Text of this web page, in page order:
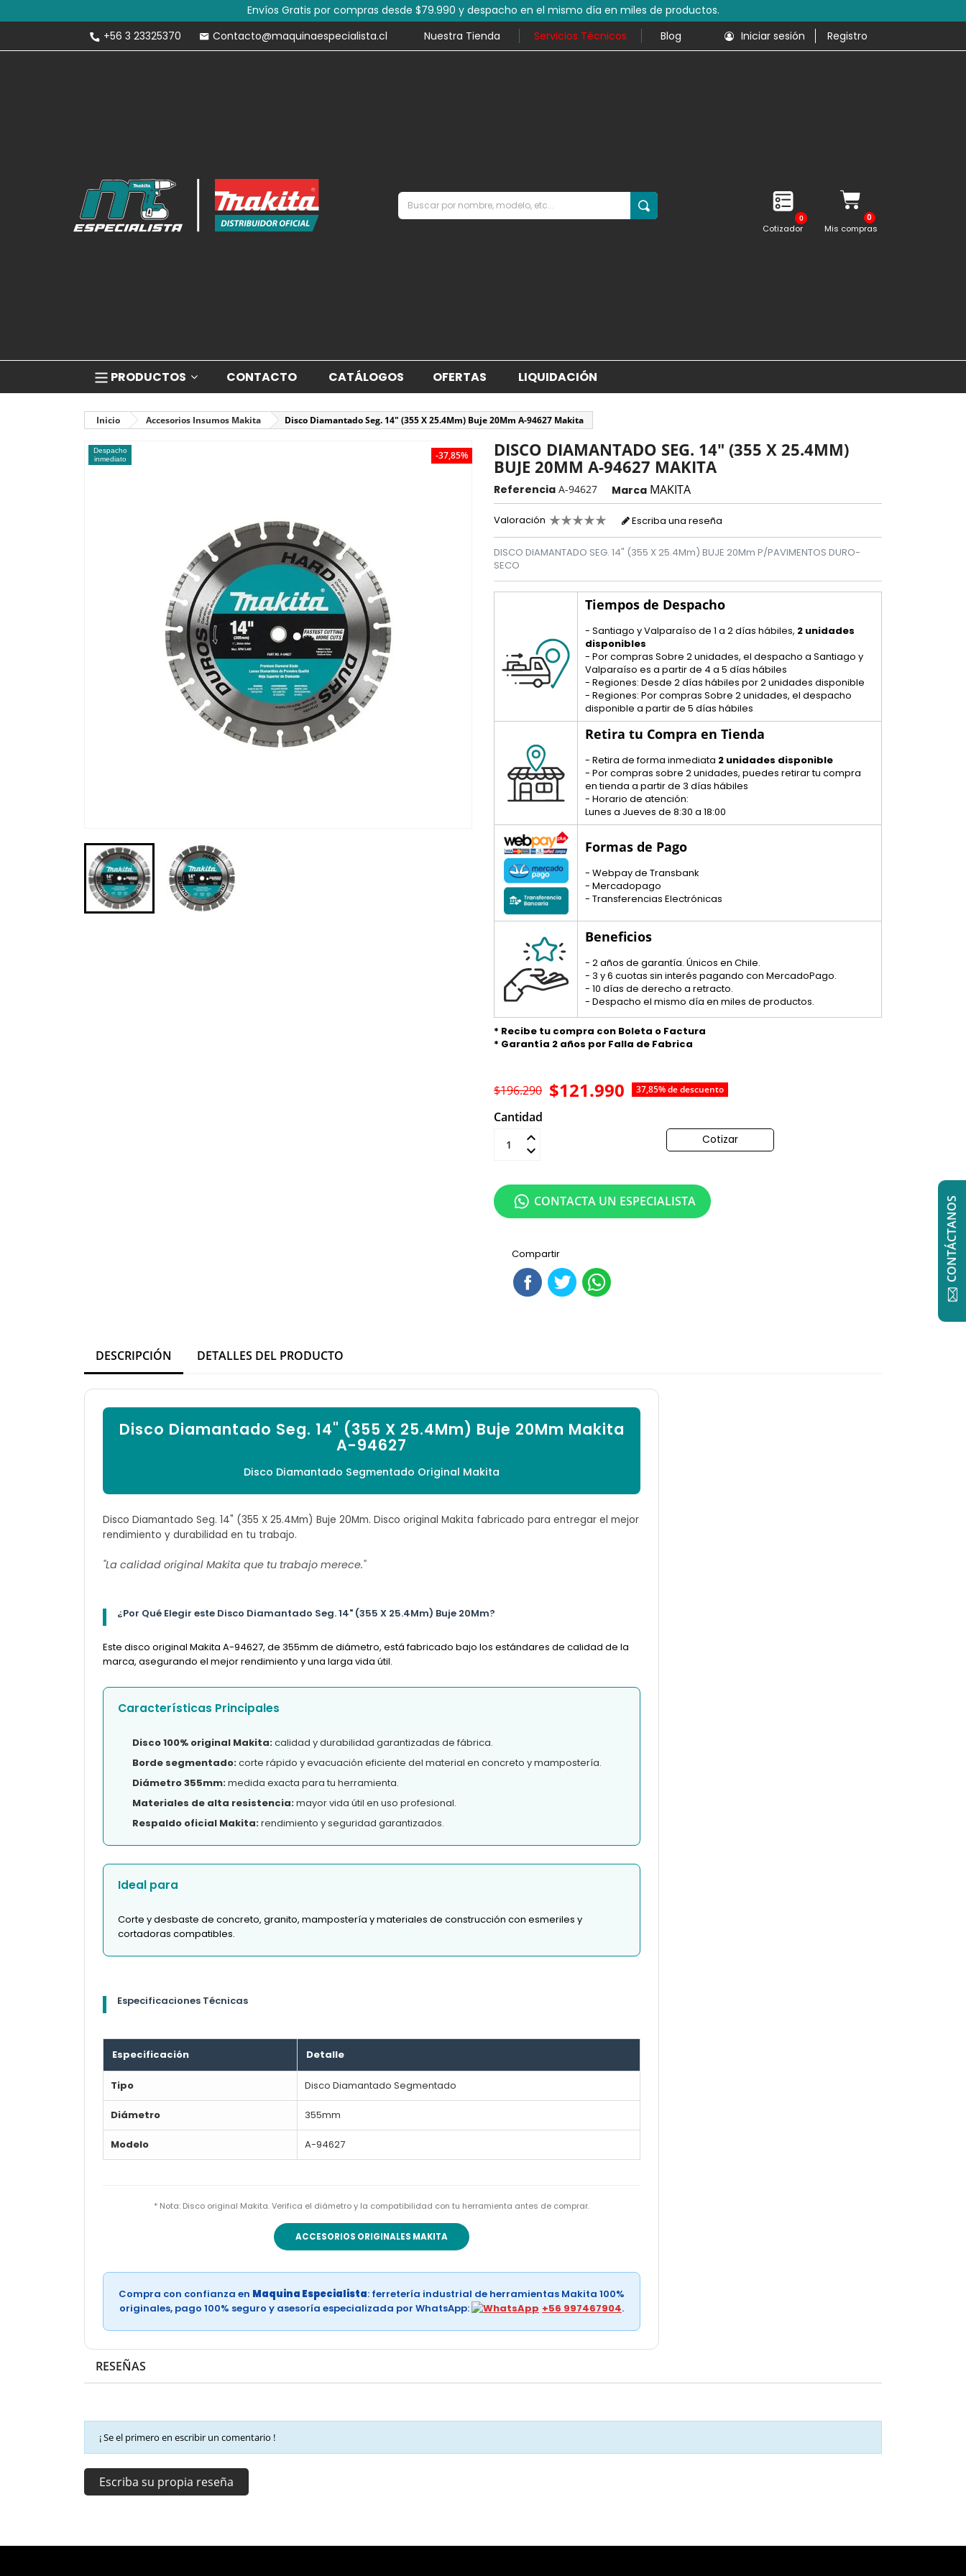
Envíos Gratis por compras desde $79.990 y despacho en el mismo día en miles de productos.
+56 3 23325370
Contacto@maquinaespecialista.cl Nuestra Tienda Servicios Técnicos Blog Iniciar sesión Registro
0
Cotizador Mis compras
PRODUCTOS CONTACTO CATÁLOGOS OFERTAS LIQUIDACIÓN
Inicio Accesorios Insumos Makita Disco Diamantado Seg. 14" (355 X 25.4Mm) Buje 20Mm A-94627 Makita
-37,85%
Despacho
inmediato
DISCO DIAMANTADO SEG. 14" (355 X 25.4MM)
BUJE 20MM A-94627 MAKITA
Referencia A-94627 Marca MAKITA
Valoración Escriba una reseña
DISCO DIAMANTADO SEG. 14" (355 X 25.4Mm) BUJE 20Mm P/PAVIMENTOS DURO-
SECO
Tiempos de Despacho
- Santiago y Valparaíso de 1 a 2 días hábiles, 2 unidades
disponibles
- Por compras Sobre 2 unidades, el despacho a Santiago y
Valparaíso es a partir de 4 a 5 días hábiles
- Regiones: Desde 2 días hábiles por 2 unidades disponible
- Regiones: Por compras Sobre 2 unidades, el despacho
disponible a partir de 5 días hábiles
Retira tu Compra en Tienda
- Retira de forma inmediata 2 unidades disponible
- Por compras sobre 2 unidades, puedes retirar tu compra
en tienda a partir de 3 días hábiles
- Horario de atención:
Lunes a Jueves de 8:30 a 18:00
Formas de Pago
- Webpay de Transbank
- Mercadopago
- Transferencias Electrónicas
Beneficios
- 2 años de garantía. Únicos en Chile.
- 3 y 6 cuotas sin interés pagando con MercadoPago.
- 10 días de derecho a retracto.
- Despacho el mismo día en miles de productos.
* Recibe tu compra con Boleta o Factura
* Garantía 2 años por Falla de Fabrica
$121.990 37,85% de descuento
$196.290
Cantidad
Cotizar
Compartir
CONTACTA UN ESPECIALISTA
DESCRIPCIÓN DETALLES DEL PRODUCTO
Disco Diamantado Seg. 14" (355 X 25.4Mm) Buje 20Mm Makita
A-94627
Disco Diamantado Segmentado Original Makita
Disco Diamantado Seg. 14" (355 X 25.4Mm) Buje 20Mm. Disco original Makita fabricado para entregar el mejor
rendimiento y durabilidad en tu trabajo.
"La calidad original Makita que tu trabajo merece."
¿Por Qué Elegir este Disco Diamantado Seg. 14" (355 X 25.4Mm) Buje 20Mm?
Este disco original Makita A-94627, de 355mm de diámetro, está fabricado bajo los estándares de calidad de la
marca, asegurando el mejor rendimiento y una larga vida útil.
Características Principales
Disco 100% original Makita:calidad y durabilidad garantizadas de fábrica.
Borde segmentado:corte rápido y evacuación eficiente del material en concreto y mampostería.
Diámetro 355mm:medida exacta para tu herramienta.
Materiales de alta resistencia:mayor vida útil en uso profesional.
Respaldo oficial Makita:rendimiento y seguridad garantizados.
Ideal para
Corte y desbaste de concreto, granito, mampostería y materiales de construcción con esmeriles y
cortadoras compatibles.
Especificaciones Técnicas
Especificación Detalle
Tipo Disco Diamantado Segmentado
Diámetro 355mm
Modelo A-94627
* Nota: Disco original Makita. Verifica el diámetro y la compatibilidad con tu herramienta antes de comprar.
ACCESORIOS ORIGINALES MAKITA
Compra con confianza en Maquina Especialista: ferretería industrial de herramientas Makita 100%
originales, pago 100% seguro y asesoría especializada por WhatsApp:
+56 997467904.
RESEÑAS
¡ Se el primero en escribir un comentario !
Escriba su propia reseña
CONTÁCTANOS